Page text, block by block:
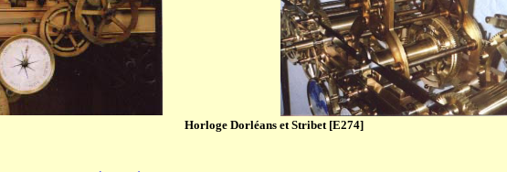
Horloge Dorléans et Stribet [E274]